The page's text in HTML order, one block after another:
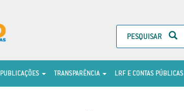
PESQUISAR
PUBLICAÇÕES TRANSPARÊNCIA LRF E CONTAS PÚBLICAS